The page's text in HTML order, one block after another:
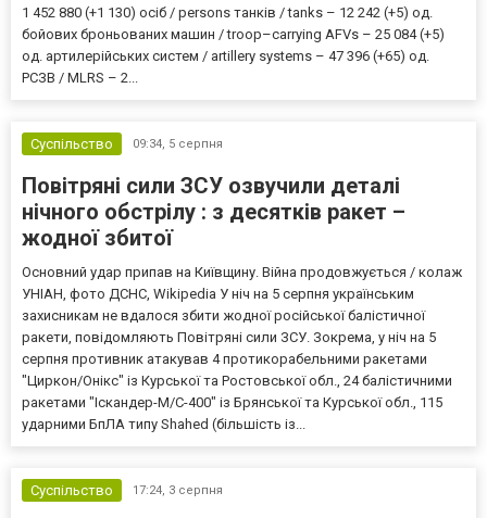
1 452 880 (+1 130) осіб / persons танків / tanks – 12 242 (+5) од.
бойових броньованих машин / troop–carrying AFVs – 25 084 (+5)
од. артилерійських систем / artillery systems – 47 396 (+65) од.
РСЗВ / MLRS – 2...
Суспільство 09:34, 5 серпня
Повітряні сили ЗСУ озвучили деталі
нічного обстрілу : з десятків ракет –
жодної збитої
Основний удар припав на Київщину. Війна продовжується / колаж
УНІАН, фото ДСНС, Wikipedia У ніч на 5 серпня українським
захисникам не вдалося збити жодної російської балістичної
ракети, повідомляють Повітряні сили ЗСУ. Зокрема, у ніч на 5
серпня противник атакував 4 протикорабельними ракетами
"Циркон/Онікс" із Курської та Ростовської обл., 24 балістичними
ракетами "Іскандер-М/С-400" із Брянської та Курської обл., 115
ударними БпЛА типу Shahed (більшість із...
Суспільство 17:24, 3 серпня